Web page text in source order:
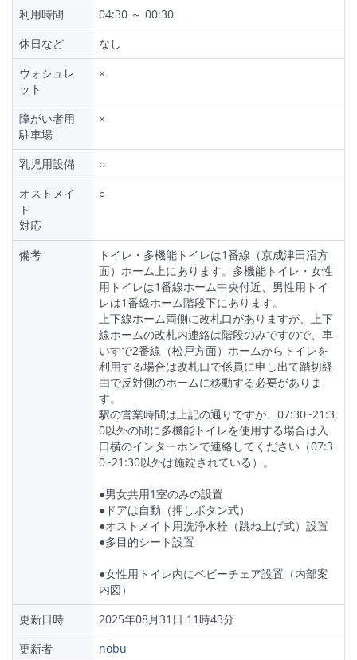
利用時間
04:30 ～ 00:30
休日など
なし
ウォシュレ
ット
×
障がい者用
駐車場
×
乳児用設備
○
オストメイ
ト
対応
○
備考
トイレ・多機能トイレは1番線（京成津田沼方
面）ホーム上にあります。多機能トイレ・女性
用トイレは1番線ホーム中央付近、男性用トイ
レは1番線ホーム階段下にあります。
上下線ホーム両側に改札口がありますが、上下
線ホームの改札内連絡は階段のみですので、車
いすで2番線（松戸方面）ホームからトイレを
利用する場合は改札口で係員に申し出て踏切経
由で反対側のホームに移動する必要がありま
す。
駅の営業時間は上記の通りですが、07:30~21:3
0以外の間に多機能トイレを使用する場合は入
口横のインターホンで連絡してください（07:3
0~21:30以外は施錠されている）。
●男女共用1室のみの設置
●ドアは自動（押しボタン式）
●オストメイト用洗浄水栓（跳ね上げ式）設置
●多目的シート設置
●女性用トイレ内にベビーチェア設置（内部案
内図）
更新日時
2025年08月31日 11時43分
更新者
nobu